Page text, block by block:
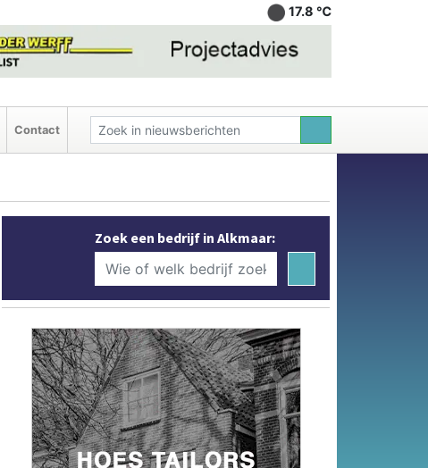
17.8 ℃
Contact
Zoek een bedrijf in Alkmaar: